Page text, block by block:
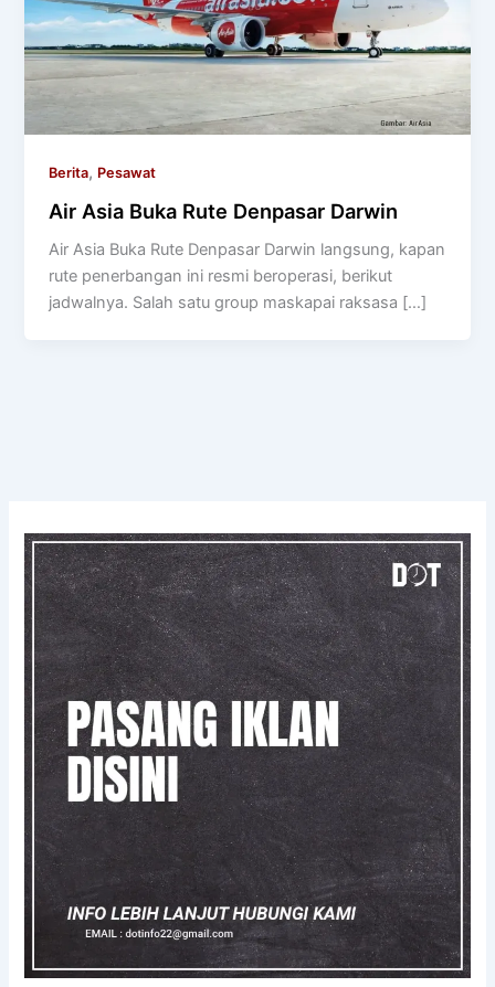
Berita, Pesawat
Air Asia Buka Rute Denpasar Darwin
Air Asia Buka Rute Denpasar Darwin langsung, kapan
rute penerbangan ini resmi beroperasi, berikut
jadwalnya. Salah satu group maskapai raksasa […]